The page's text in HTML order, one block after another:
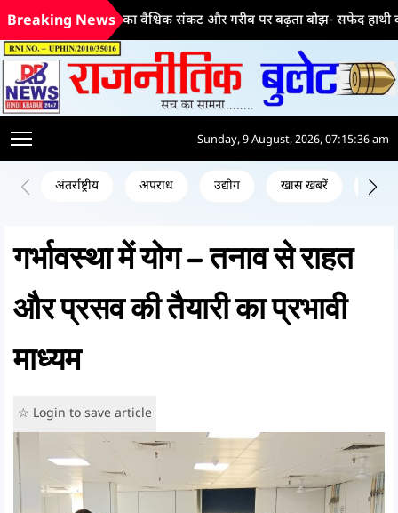
भ्रष्टाचार का वैश्विक संकट और गरीब पर बढ़ता बोझ- सफेद हाथी की ड्रेस
Breaking News
Sunday, 9 August, 2026, 07:15:37 am
अंतर्राष्ट्रीय अपराध उद्योग खास खबरें जन
गर्भावस्था में योग – तनाव से राहत
और प्रसव की तैयारी का प्रभावी
माध्यम
☆ Login to save article